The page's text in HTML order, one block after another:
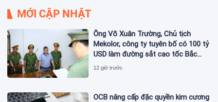
MỚI CẬP NHẬT
Ông Võ Xuân Trường, Chủ tịch
Mekolor, công ty tuyên bố có 100 tỷ
USD làm đường sắt cao tốc Bắc
Nam bị bắt
12 giờ trước
OCB nâng cấp đặc quyền kim cương